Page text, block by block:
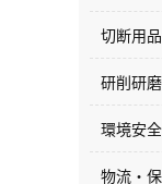
切断用品
研削研
環境安
物流・